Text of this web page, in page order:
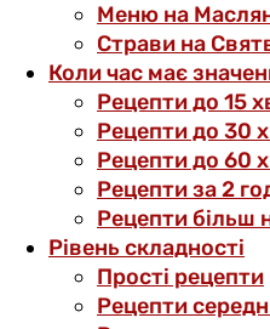
Меню на
Страви на
Коли час має
Рецепти до 15
Рецепти до 30
Рецепти до 60
Рецепти за 2
Рецепти більш
Рівень складності
Прості рецепти
Рецепти